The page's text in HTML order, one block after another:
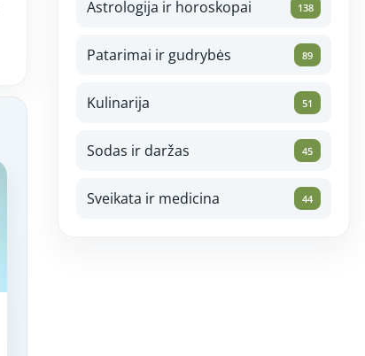
Astrologija ir horoskopai 138
Patarimai ir gudrybės 89
Kulinarija 51
Sodas ir daržas 45
Sveikata ir medicina 44